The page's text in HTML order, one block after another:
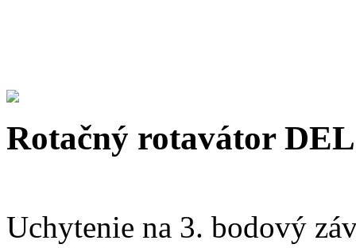
Rotačný rotavátor
Uchytenie na 3. bodový